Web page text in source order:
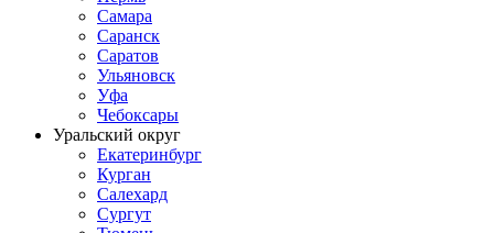
Самара
Саранск
Саратов
Ульяновск
Уфа
Чебоксары
Уральский округ
Екатеринбург
Курган
Салехард
Сургут